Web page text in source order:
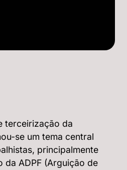
terceirização da
se um tema central
principalmente
da ADPF (Arguição de